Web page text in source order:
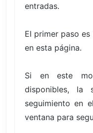
entradas.
El primer paso
en esta página.
Si en este
disponibles, la
seguimiento en
ventana para